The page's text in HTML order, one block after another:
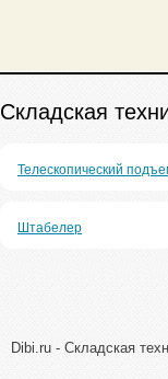
Складская
Телескопический
Штабелер
Dibi.ru - Складская